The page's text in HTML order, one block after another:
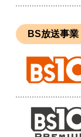
BS放送事業